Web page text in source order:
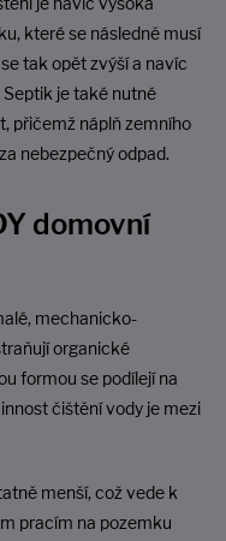
které se následně musí
tak opět zvýší a navíc
je také nutné
přičemž náplň zemního
nebezpečný odpad.
domovní
mechanicko-
organické
formou se podílejí na
čištění vody je mezi
menší, což vede k
pracím na pozemku